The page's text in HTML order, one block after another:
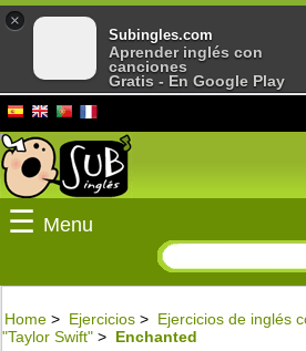
☰ Menu
Home > Ejercicios > Ejercicios de inglés
"Taylor Swift" > Enchanted
×
Subingles.com
Aprender inglés con
canciones
Gratis - En Google Play